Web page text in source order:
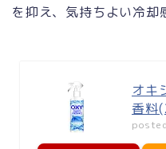
を抑え、気持ちよい冷却
オキ
香料